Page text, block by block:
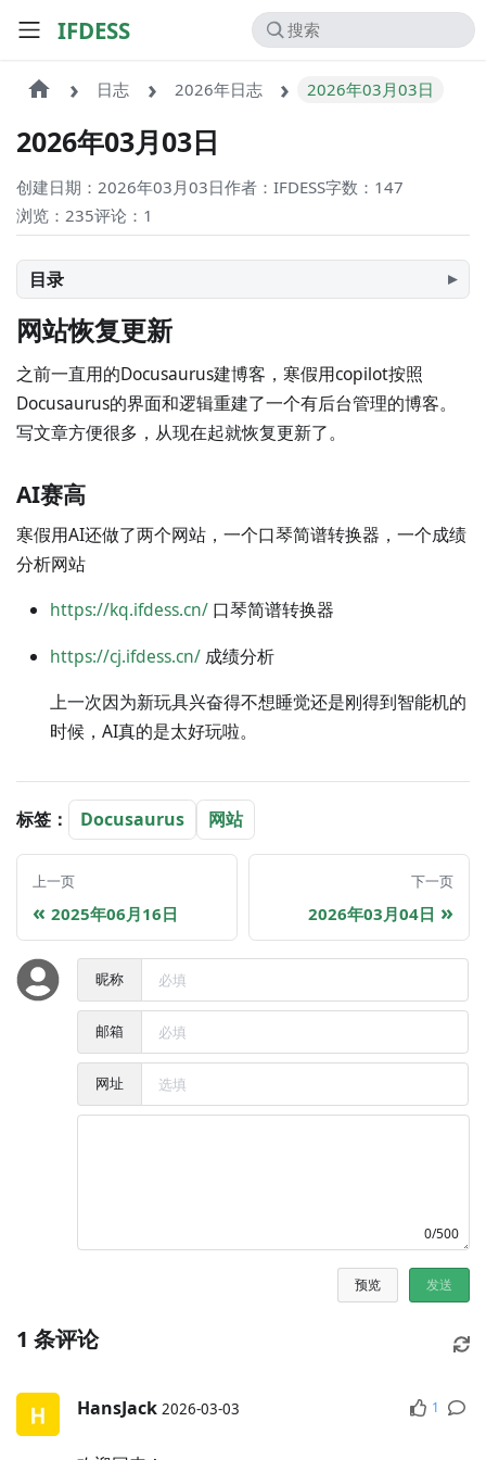
IFDESS
日志 2026年日志 2026年03月03日
2026年03月03日
创建日期：2026年03月03日作者：IFDESS字数：147
浏览：235评论： 1
目录
网站恢复更新
之前一直用的Docusaurus建博客，寒假用copilot按照
Docusaurus的界面和逻辑重建了一个有后台管理的博客。
写文章方便很多，从现在起就恢复更新了。
AI赛高
寒假用AI还做了两个网站，一个口琴简谱转换器，一个成绩
分析网站
https://kq.ifdess.cn/ 口琴简谱转换器
https://cj.ifdess.cn/ 成绩分析
上一次因为新玩具兴奋得不想睡觉还是刚得到智能机的
时候，AI真的是太好玩啦。
标签： Docusaurus 网站
上一页
2025年06月16日
下一页
2026年03月04日
昵称
邮箱
网址
0/500
预览 发送
1 条评论
HansJack 2026-03-03 1